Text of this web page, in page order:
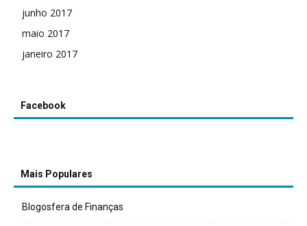
junho 2017
maio 2017
janeiro 2017
Facebook
Mais Populares
Blogosfera de Finanças